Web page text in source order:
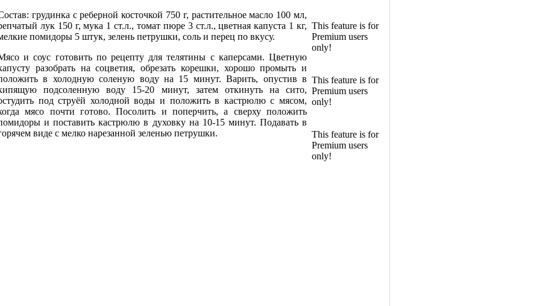
грудинка с реберной косточкой 750 г, растительное масло 100 мл,
лук 150 г, мука 1 ст.л., томат пюре 3 ст.л., цветная капуста 1 кг,
помидоры 5 штук, зелень петрушки, соль и перец по вкусу.
и соус готовить по рецепту для телятины с каперсами. Цветную
разобрать на соцветия, обрезать корешки, хорошо промыть и
в холодную соленую воду на 15 минут. Варить, опустив в
подсоленную воду 15-20 минут, затем откинуть на сито,
под струёй холодной воды и положить в кастрюлю с мясом,
мясо почти готово. Посолить и поперчить, а сверху положить
и поставить кастрюлю в духовку на 10-15 минут. Подавать в
виде с мелко нарезанной зеленью петрушки.
This feature is for
Premium users
only!
This feature is for
Premium users
only!
This feature is for
Premium users
only!